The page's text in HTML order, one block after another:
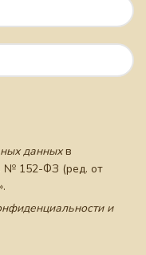
данныхв
№ 152-ФЗ (ред. от
и